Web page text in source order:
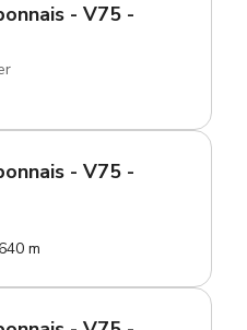
- V75 -
- V75 -
m